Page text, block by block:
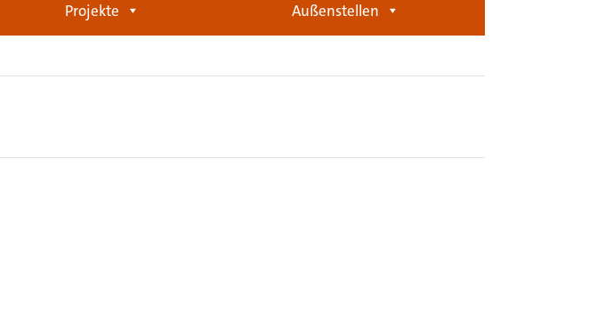
Projekte Außenstellen